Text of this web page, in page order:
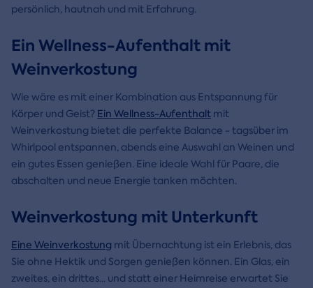
persönlich, hautnah und mit Erfahrung.
Ein Wellness-Aufenthalt mit
Weinverkostung
Wie wäre es mit einer Kombination aus Entspannung für
Körper und Geist? Ein Wellness-Aufenthalt mit
Weinverkostung bietet die perfekte Balance - tagsüber im
Whirlpool entspannen, abends eine Auswahl an Weinen und
ein gutes Essen genießen. Eine ideale Wahl für Paare, die
abschalten und neue Energie tanken möchten.
Weinverkostung mit Unterkunft
Eine Weinverkostung mit Übernachtung ist ein Erlebnis, das
Sie ohne Hektik und Sorgen genießen können. Ein Glas, ein
zweites, ein drittes... und statt einer Heimreise erwartet Sie